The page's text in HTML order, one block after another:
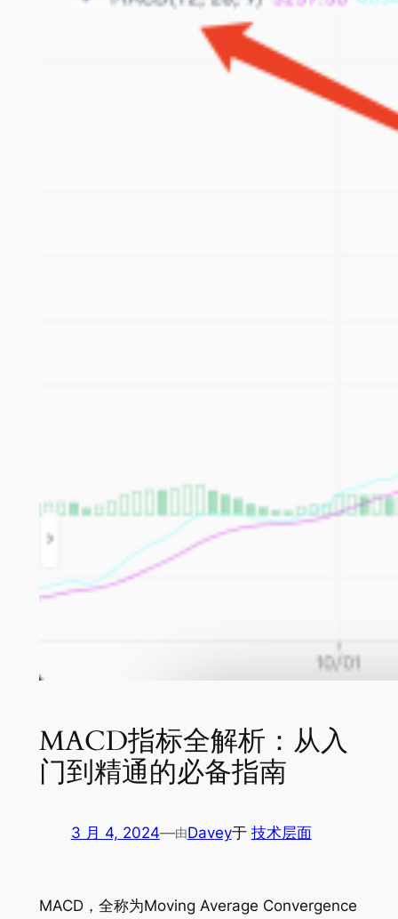
MACD指标全解析：从入
门到精通的必备指南
3 月 4, 2024—由Davey于 技术层面
MACD，全称为Moving Average Convergence